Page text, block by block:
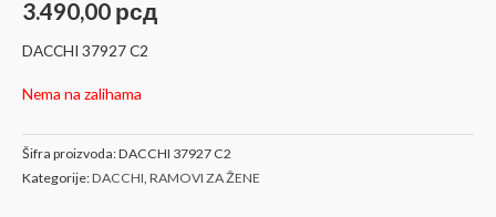
3.490,00 рсд
DACCHI 37927 C2
Nema na zalihama
Šifra proizvoda:DACCHI 37927 C2
Kategorije:DACCHI RAMOVI ZA ŽENE